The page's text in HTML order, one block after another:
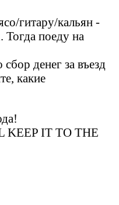
гитару/кальян -
Тогда поеду на
денег за въезд
какие
KEEP IT TO THE